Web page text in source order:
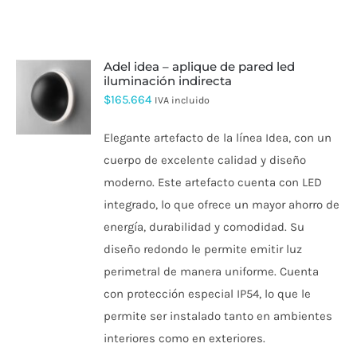
ESTE
PRODUCTO
TIENE
MÚLTIPLES
VARIANTES.
PRODUCTO
adel idea – aplique de pared led
iluminación indirecta
$165.664 IVA incluido
Elegante artefacto de la línea Idea, con un
cuerpo de excelente calidad y diseño
moderno. Este artefacto cuenta con LED
integrado, lo que ofrece un mayor ahorro de
energía, durabilidad y comodidad. Su
diseño redondo le permite emitir luz
perimetral de manera uniforme. Cuenta
con protección especial IP54, lo que le
permite ser instalado tanto en ambientes
interiores como en exteriores.